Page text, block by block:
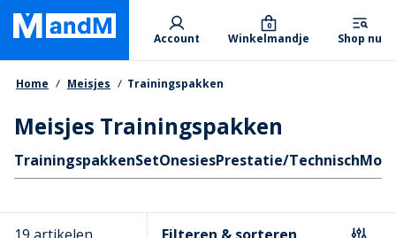
Skip
main
content
Primary departments
Account Winkelmandje
0
Shop nu
Kruimelpad
Home Meisjes Trainingspakken
Meisjes Trainingspakken
Quicklinks
TrainingspakkenSetOnesiesPrestatie/Technisch